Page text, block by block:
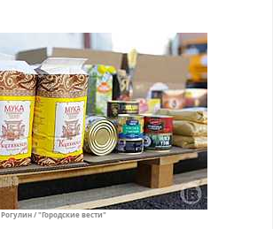
/ "Городские вести"